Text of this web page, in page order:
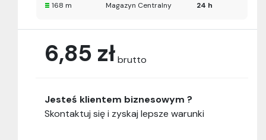
6,85 złbrutto
Jesteś klientem biznesowym ?
Skontaktuj się i zyskaj lepsze warunki
168 m Magazyn Centralny 24 h